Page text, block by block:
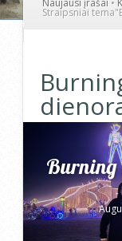
Straipsniai tema"
Burning